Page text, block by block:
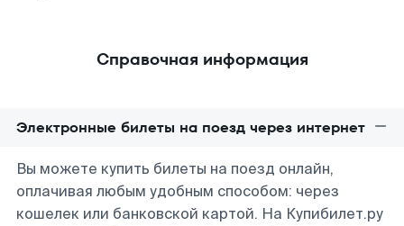
Справочная информация
Электронные билеты на поезд через интернет
Вы можете купить билеты на поезд онлайн,
оплачивая любым удобным способом: через
кошелек или банковской картой. На Купибилет.ру